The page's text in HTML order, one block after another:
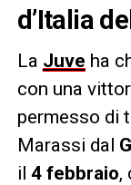
d’Italia
La Juve ha
con una
permesso di
Marassi dal
il 4 febbraio,